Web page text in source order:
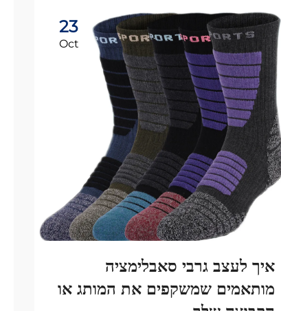
23
Oct
איך לעצב גרבי סאבלימציה
מותאמים שמשקפים את המותג או